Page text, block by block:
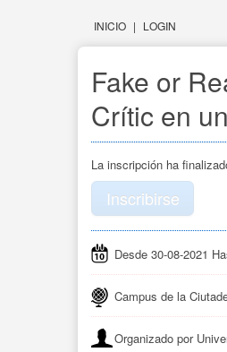
INICIO | LOGIN
Fake or
Crític en
La inscripción ha
Inscribirse
Desde 30-08-2021
Campus de la
Organizado por